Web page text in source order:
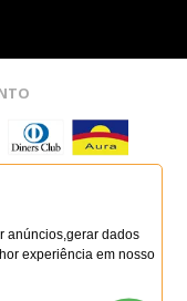
anúncios,gerar dados
experiência em nosso